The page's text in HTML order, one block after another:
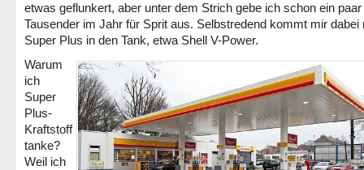
etwas geflunkert, aber unter dem Strich gebe ich schon ein paar
Tausender im Jahr für Sprit aus. Selbstredend kommt mir dabei
Super Plus in den Tank, etwa Shell V-Power.
Warum
ich
Super
Plus-
Kraftstoff
tanke?
Weil ich